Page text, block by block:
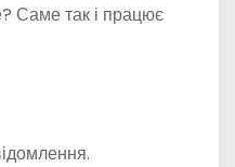
Саме так і працює